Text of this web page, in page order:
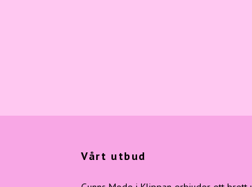
Vårt utbud